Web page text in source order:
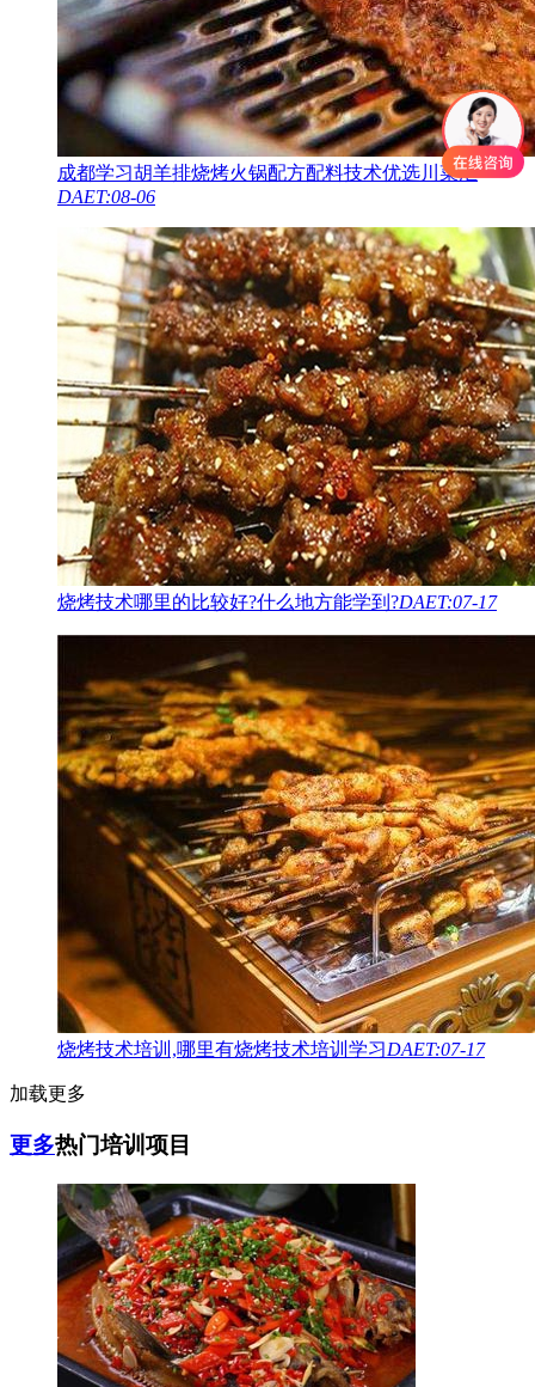
成都学习胡羊排烧烤火锅配方配料技术优选川菜汇
DAET:08-06
烧烤技术哪里的比较好?什么地方能学到?DAET:07-17
烧烤技术培训,哪里有烧烤技术培训学习DAET:07-17
加载更多
更多热门培训项目